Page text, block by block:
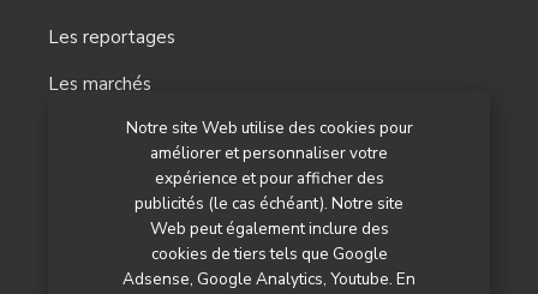
Notre site Web utilise des cookies pour
améliorer et personnaliser votre
expérience et pour afficher des
publicités (le cas échéant). Notre site
Web peut également inclure des
cookies de tiers tels que Google
Adsense, Google Analytics, Youtube. En
Les reportages
Les marchés
Nos autres titres
Qui sommes-nous ?